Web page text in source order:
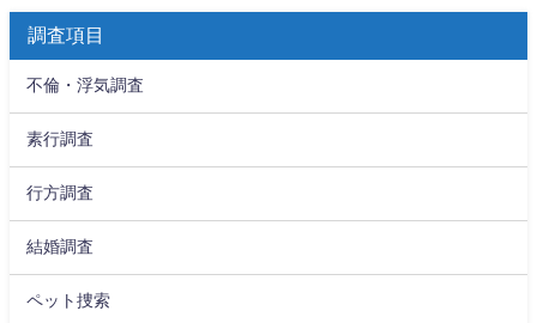
調査項目
不倫・浮気調査
素行調査
行方調査
結婚調査
ペット捜索